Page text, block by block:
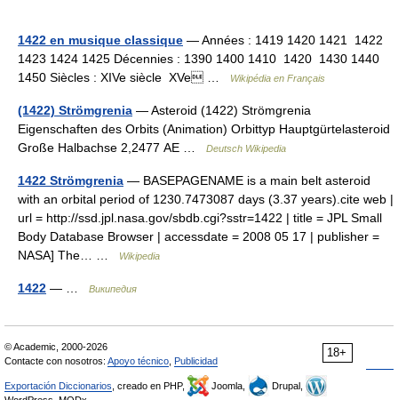
1422 en musique classique — Années : 1419 1420 1421 1422
1423 1424 1425 Décennies : 1390 1400 1410 1420 1430 1440
1450 Siècles : XIVe siècle XVe …
Wikipédia en Français
(1422) Strömgrenia — Asteroid (1422) Strömgrenia
Eigenschaften des Orbits (Animation) Orbittyp Hauptgürtelasteroid
Große Halbachse 2,2477 AE …
Deutsch Wikipedia
1422 Strömgrenia — BASEPAGENAME is a main belt asteroid
with an orbital period of 1230.7473087 days (3.37 years).cite web |
url = http://ssd.jpl.nasa.gov/sbdb.cgi?sstr=1422 | title = JPL Small
Body Database Browser | accessdate = 2008 05 17 | publisher =
NASA] The… …
Wikipedia
1422 — … Википедия
18+
© Academic, 2000-2026
Contacte con nosotros: Apoyo técnico Publicidad
Exportación Diccionarios , creado en PHP, Joomla,
Drupal,